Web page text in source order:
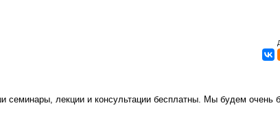
семинары, лекции и консультации бесплатны. Мы будем